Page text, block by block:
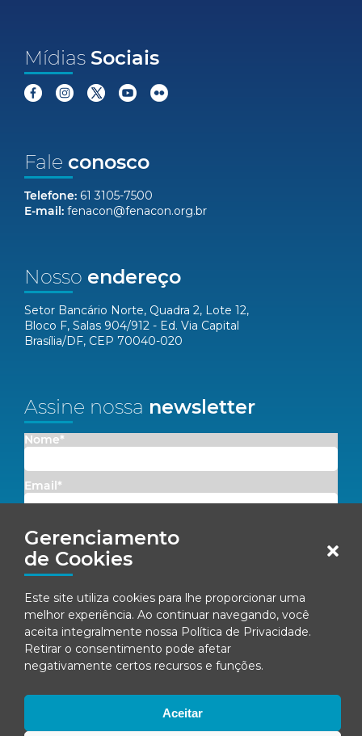
Gerenciamento
de Cookies
Este site utiliza cookies para lhe proporcionar uma
melhor experiência. Ao continuar navegando, você
aceita integralmente nossa Política de Privacidade.
Retirar o consentimento pode afetar
negativamente certos recursos e funções.
Aceitar
Mídias Sociais
Fale conosco
Telefone: 61 3105-7500
E-mail: fenacon@fenacon.org.br
Nosso endereço
Setor Bancário Norte, Quadra 2, Lote 12,
Bloco F, Salas 904/912 - Ed. Via Capital
Brasília/DF, CEP 70040-020
Assine nossa newsletter
Nome*
Email*
Concordo em receber comunicações da Fenacon.
Ao se inscrever, você concorda com nossaPolítica de Privacidade
Política de privacidade